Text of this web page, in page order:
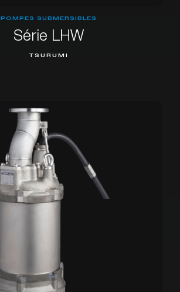
POMPES SUBMERSIBLES
Série LHW
TSURUMI